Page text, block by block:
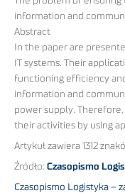
information and
Abstract
In the paper are
IT systems. Their
functioning efficiency
information and
power supply.
their activities by using
Artykuł zawiera 1312
Źródło: Czasopismo
Czasopismo Logistyka –